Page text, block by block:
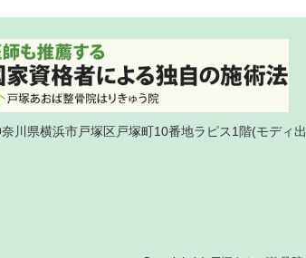
川県横浜市戸塚区戸塚町10番地ラピス1階(モディ出